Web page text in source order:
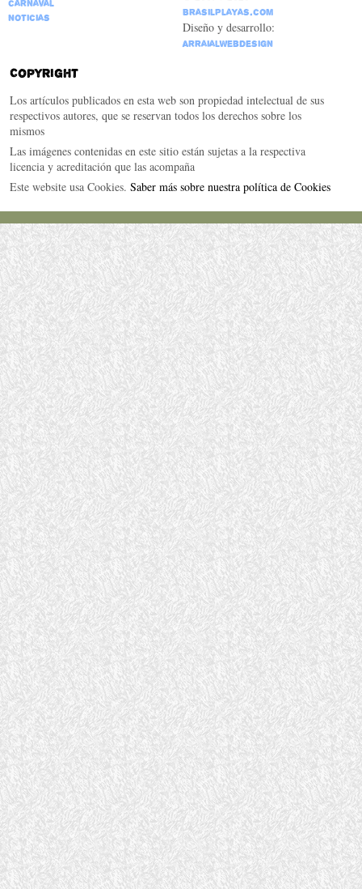
Carnaval
Noticias
BrasilPlayas.com
Diseño y desarrollo:
ArraialWebDesign
Copyright
Los artículos publicados en esta web son propiedad intelectual de sus
respectivos autores, que se reservan todos los derechos sobre los
mismos
Las imágenes contenidas en este sitio están sujetas a la respectiva
licencia y acreditación que las acompaña
Este website usa Cookies. Saber más sobre nuestra política de Cookies